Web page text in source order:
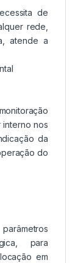
de
rede,
atende a
nos
da
do
para
em